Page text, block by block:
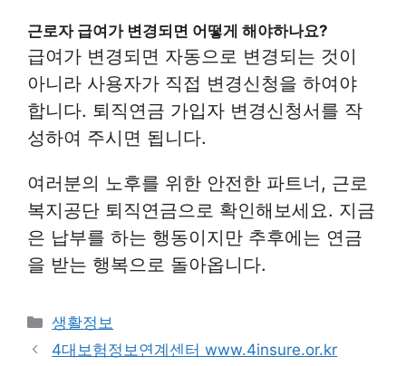
근로자 급여가 변경되면 어떻게 해야하나요?
급여가 변경되면 자동으로 변경되는 것이
아니라 사용자가 직접 변경신청을 하여야
합니다. 퇴직연금 가입자 변경신청서를 작
성하여 주시면 됩니다.
여러분의 노후를 위한 안전한 파트너, 근로
복지공단 퇴직연금으로 확인해보세요. 지금
은 납부를 하는 행동이지만 추후에는 연금
을 받는 행복으로 돌아옵니다.
Categories
생활정보
4대보험정보연계센터 www.4insure.or.kr